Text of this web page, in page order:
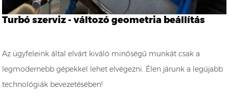
Turbó szerviz - változó geometria beállítás
Az ügyfeleink által elvárt kiváló minőségű munkát csak a
legmodernebb gépekkel lehet elvégezni. Élen járunk a legújabb
technológiák bevezetésében!